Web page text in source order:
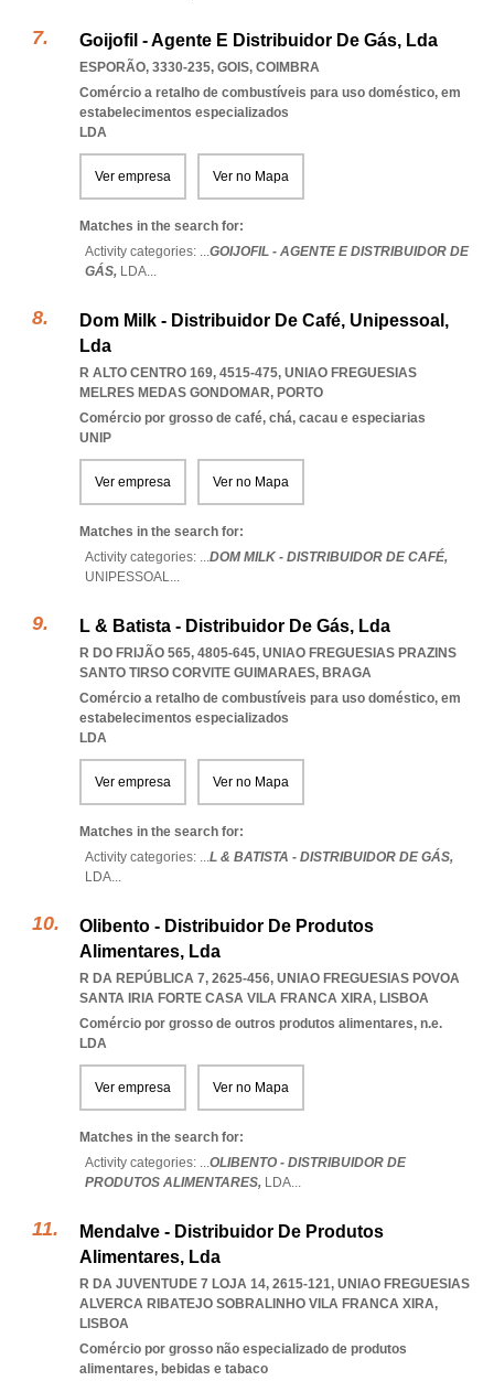
Goijofil - Agente E Distribuidor De Gás, Lda
ESPORÃO, 3330-235, GOIS, COIMBRA
Comércio a retalho de combustíveis para uso doméstico, em
estabelecimentos especializados
LDA
Ver empresa Ver no Mapa
Matches in the search for:
Activity categories: ...GOIJOFIL - AGENTE E DISTRIBUIDOR DE
GÁS, LDA...
Dom Milk - Distribuidor De Café, Unipessoal,
Lda
R ALTO CENTRO 169, 4515-475, UNIAO FREGUESIAS
MELRES MEDAS GONDOMAR, PORTO
Comércio por grosso de café, chá, cacau e especiarias
UNIP
Ver empresa Ver no Mapa
Matches in the search for:
Activity categories: ...DOM MILK - DISTRIBUIDOR DE CAFÉ,
UNIPESSOAL...
L & Batista - Distribuidor De Gás, Lda
R DO FRIJÃO 565, 4805-645, UNIAO FREGUESIAS PRAZINS
SANTO TIRSO CORVITE GUIMARAES, BRAGA
Comércio a retalho de combustíveis para uso doméstico, em
estabelecimentos especializados
LDA
Ver empresa Ver no Mapa
Matches in the search for:
Activity categories: ...L & BATISTA - DISTRIBUIDOR DE GÁS,
LDA...
Olibento - Distribuidor De Produtos
Alimentares, Lda
R DA REPÚBLICA 7, 2625-456, UNIAO FREGUESIAS POVOA
SANTA IRIA FORTE CASA VILA FRANCA XIRA, LISBOA
Comércio por grosso de outros produtos alimentares, n.e.
LDA
Ver empresa Ver no Mapa
Matches in the search for:
Activity categories: ...OLIBENTO - DISTRIBUIDOR DE
PRODUTOS ALIMENTARES, LDA...
Mendalve - Distribuidor De Produtos
Alimentares, Lda
R DA JUVENTUDE 7 LOJA 14, 2615-121, UNIAO FREGUESIAS
ALVERCA RIBATEJO SOBRALINHO VILA FRANCA XIRA,
LISBOA
Comércio por grosso não especializado de produtos
alimentares, bebidas e tabaco